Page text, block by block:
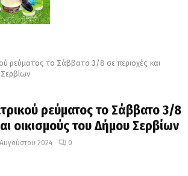
ρεύματος το Σάββατο 3/8 σε περιοχές και
ρεύματος το Σάββατο 3/8
οικισμούς του Δήμου Σερβίων
2024 0